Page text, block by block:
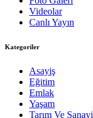
Videolar
Canlı Yayın
Kategoriler
Asayiş
Eğitim
Emlak
Yaşam
Tarım Ve Sanayi